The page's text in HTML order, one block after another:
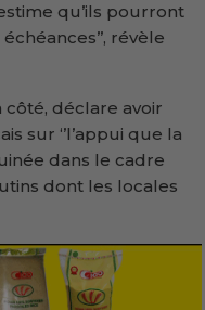
qu’ils pourront
révèle
côté, déclare avoir
sur ‘’l’appui que la
dans le cadre
dont les locales